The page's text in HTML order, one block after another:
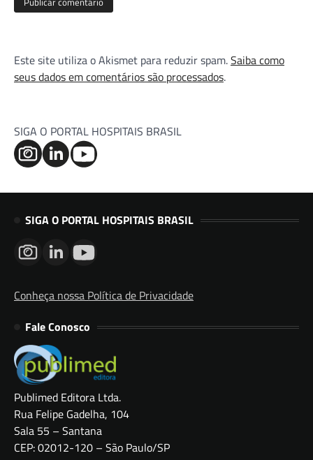
Este site utiliza o Akismet para reduzir spam.Saiba como
seus dados em comentários são processados.
SIGA O PORTAL HOSPITAIS BRASIL
SIGA O PORTAL HOSPITAIS BRASIL
Conheça nossa Política de Privacidade
Fale Conosco
Publimed Editora Ltda.
Rua Felipe Gadelha, 104
Sala 55 – Santana
CEP: 02012-120 – São Paulo/SP